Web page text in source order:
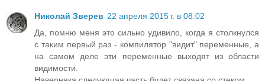
Николай Зверев 22 апреля 2015 г. в 08:02
Да, помню меня это сильно удивило, когда я столкнулся
с таким первый раз - компилятор "видит" переменные, а
на самом деле эти переменные выходят из области
видимости.